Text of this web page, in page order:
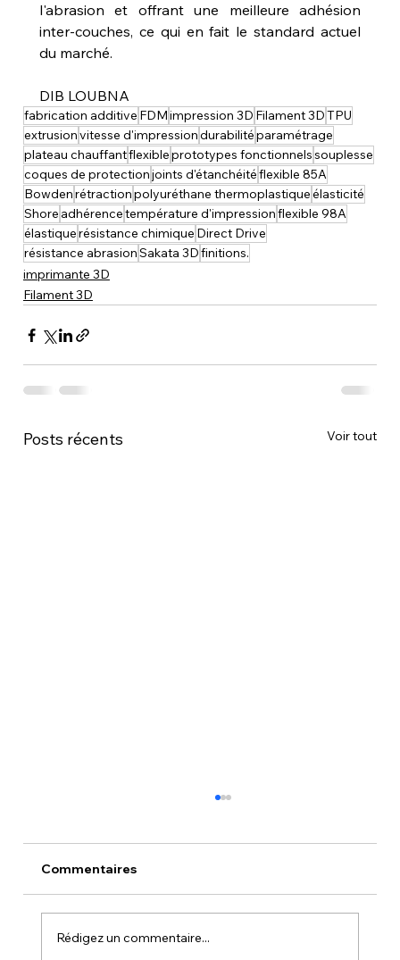
l'abrasion et offrant une meilleure adhésion
inter-couches, ce qui en fait le standard actuel
du marché.
DIB LOUBNA
fabrication additive FDMimpression 3D Filament 3DTPU
extrusionvitesse d'impressiondurabilitéparamétrage
plateau chauffantflexibleprototypes fonctionnelssouplesse
coques de protectionjoints d'étanchéitéflexible 85A
Bowdenrétractionpolyuréthane thermoplastiqueélasticité
Shore adhérencetempérature d'impressionflexible 98A
élastiquerésistance chimique Direct Drive
résistance abrasionSakata 3Dfinitions.
imprimante 3D
Filament 3D
Posts récents Voir tout
Commentaires
Rédigez un commentaire...